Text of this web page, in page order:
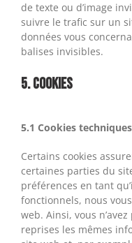
de texte ou d’image
suivre le trafic sur un
données vous
balises invisibles.
5. Cookies
5.1 Cookies
Certains cookies
certaines parties du
préférences en tant
fonctionnels, nous
web. Ainsi, vous
reprises les mêmes